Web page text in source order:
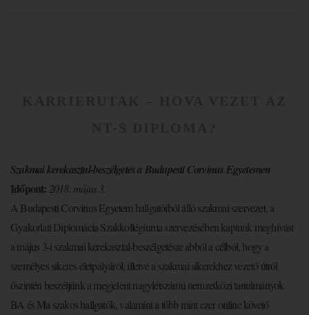
Szakmai kerekasztal-beszélgetés a Budapesti Corvinus Egyetemen
Időpont: 2018. május 3.
A Budapesti Corvinus Egyetem hallgatóiból álló szakmai szervezet, a
Gyakorlati Diplomácia Szakkollégiuma szervezésében kaptunk meghívást
a május 3-i szakmai kerekasztal-beszélgetésre abból a célból, hogy a
személyes sikeres életpályáról, illetve a szakmai sikerekhez vezető útról
őszintén beszéljünk a megjelent nagylétszámú nemzetközi tanulmányok
BA és Ma szakos hallgatók, valamint a több mint ezer online követő